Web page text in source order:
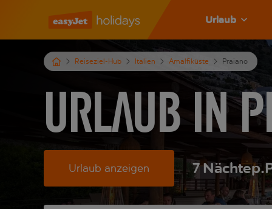
Urlaub
Reiseziel-Hub Italien Amalfiküste Praiano
Urlaub in
Urlaub anzeigen 7Nächte